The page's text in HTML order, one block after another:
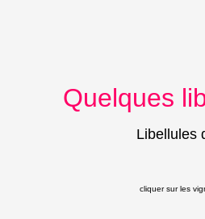
Quelques
Libellules
cliquer sur les